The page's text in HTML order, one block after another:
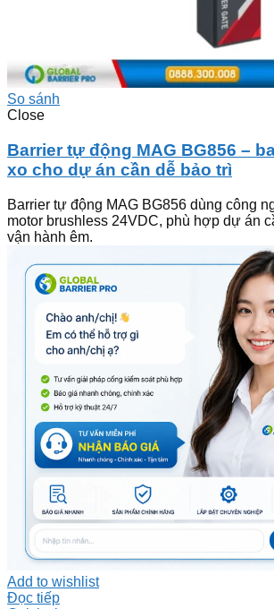
So sánh
Close
Barrier tự động MAG BG856 –
xo cho dự án cần dễ bảo trì
Barrier tự động MAG BG856 dùng công
motor brushless 24VDC, phù hợp dự án
vận hành êm.
Add to wishlist
Đọc tiếp